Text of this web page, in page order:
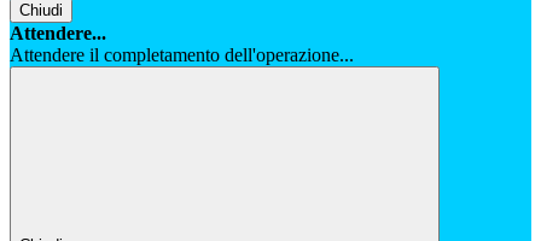
Chiudi
Attendere...
Attendere il completamento dell'operazione...